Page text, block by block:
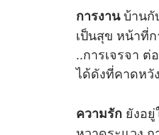
การงานบ้านกั
เป็นสุข หน้าที่
..การเจรจา ต่
ได้ดังที่คาดหวัง
ความรัก ยังอ